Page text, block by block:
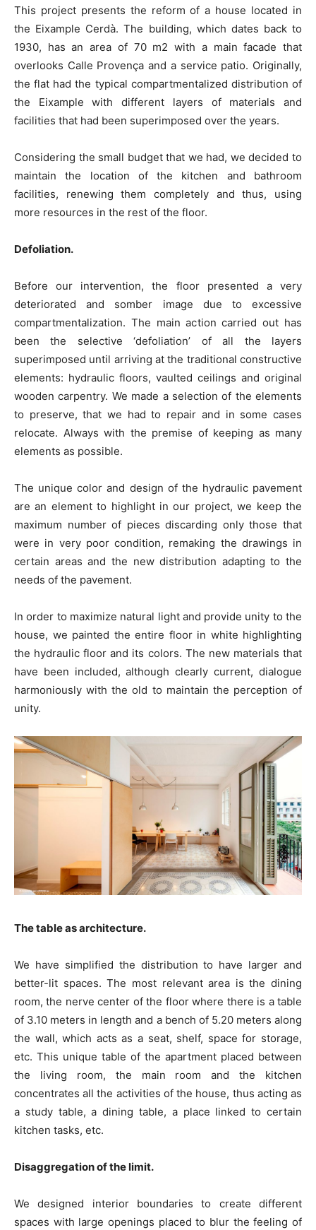
This project presents the reform of a house located in
the Eixample Cerdà. The building, which dates back to
1930, has an area of 70 m2 with a main facade that
overlooks Calle Provença and a service patio. Originally,
the flat had the typical compartmentalized distribution of
the Eixample with different layers of materials and
facilities that had been superimposed over the years.
Considering the small budget that we had, we decided to
maintain the location of the kitchen and bathroom
facilities, renewing them completely and thus, using
more resources in the rest of the floor.
Defoliation.
Before our intervention, the floor presented a very
deteriorated and somber image due to excessive
compartmentalization. The main action carried out has
been the selective ‘defoliation’ of all the layers
superimposed until arriving at the traditional constructive
elements: hydraulic floors, vaulted ceilings and original
wooden carpentry. We made a selection of the elements
to preserve, that we had to repair and in some cases
relocate. Always with the premise of keeping as many
elements as possible.
The unique color and design of the hydraulic pavement
are an element to highlight in our project, we keep the
maximum number of pieces discarding only those that
were in very poor condition, remaking the drawings in
certain areas and the new distribution adapting to the
needs of the pavement.
In order to maximize natural light and provide unity to the
house, we painted the entire floor in white highlighting
the hydraulic floor and its colors. The new materials that
have been included, although clearly current, dialogue
harmoniously with the old to maintain the perception of
unity.
The table as architecture.
We have simplified the distribution to have larger and
better-lit spaces. The most relevant area is the dining
room, the nerve center of the floor where there is a table
of 3.10 meters in length and a bench of 5.20 meters along
the wall, which acts as a seat, shelf, space for storage,
etc. This unique table of the apartment placed between
the living room, the main room and the kitchen
concentrates all the activities of the house, thus acting as
a study table, a dining table, a place linked to certain
kitchen tasks, etc.
Disaggregation of the limit.
We designed interior boundaries to create different
spaces with large openings placed to blur the feeling of